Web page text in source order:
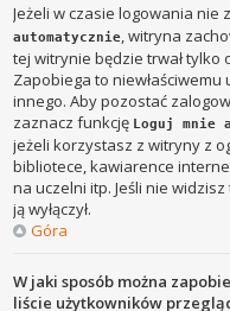
Jeżeli w czasie logowania nie
automatycznie, witryna
tej witrynie będzie trwał
Zapobiega to
innego. Aby pozostać
zaznacz funkcję Loguj mnie
jeżeli korzystasz z witryny z
bibliotece, kawiarence
na uczelni itp. Jeśli nie
ją wyłączył.
Góra
W jaki sposób można
liście użytkowników